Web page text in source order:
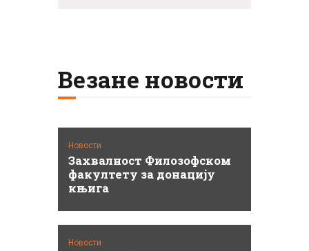
Везане новости
Новости
Захвалност Филозофском
факултету за донацију
књига
Новости